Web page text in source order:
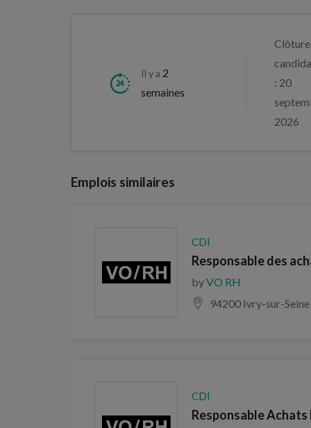
Il y a 2
semaines
: 20
2026
Emplois similaires
CDI
Responsable des
byVO RH
94200 Ivry-sur-Seine
CDI
Responsable Achats